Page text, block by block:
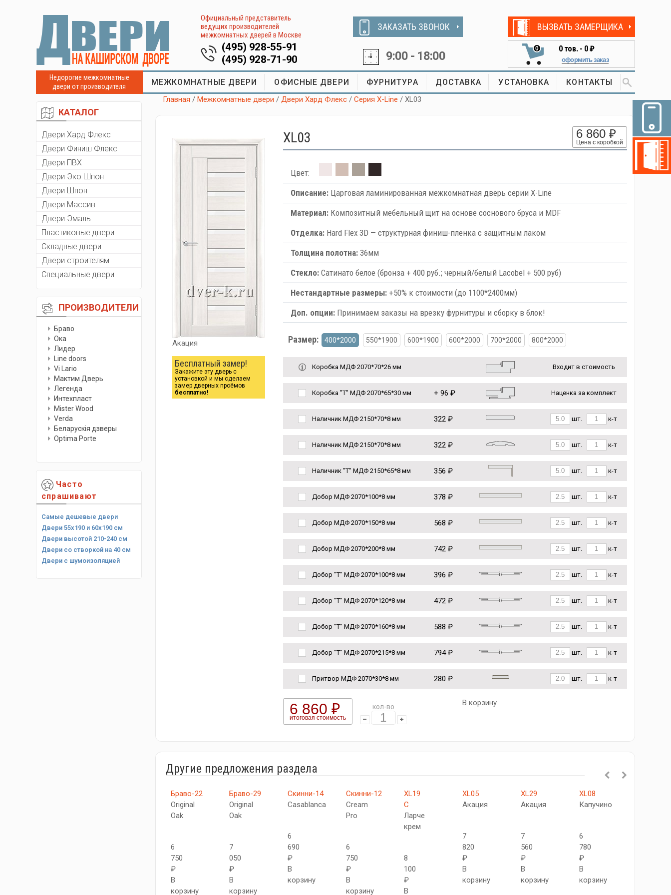
Официальный представитель
ведущих производителей
межкомнатных дверей в Москве
(495) 928-55-91
(495) 928-71-90
ЗАКАЗАТЬ ЗВОНОК
9:00 - 18:00
ВЫЗВАТЬ ЗАМЕРЩИКА
0 0тов. - 0 ₽
оформить заказ
Недорогие межкомнатные
двери от производителя
МЕЖКОМНАТНЫЕ ДВЕРИ ОФИСНЫЕ ДВЕРИ ФУРНИТУРА ДОСТАВКА УСТАНОВКА КОНТАКТЫ
КАТАЛОГ
Двери Хард Флекс
Двери Финиш Флекс
Двери ПВХ
Двери Эко Шпон
Двери Шпон
Двери Массив
Двери Эмаль
Пластиковые двери
Складные двери
Двери строителям
Специальные двери
ПРОИЗВОДИТЕЛИ
Браво
Ока
Лидер
Line doors
Vi Lario
Мактим Дверь
Легенда
Интехпласт
Мister Wood
Verda
Беларускiя дзверы
Optima Porte
Часто
спрашивают
Самые дешевые двери
Двери 55х190 и 60х190 см
Двери высотой 210-240 см
Двери со створкой на 40 см
Двери с шумоизоляцией
Главная /Межкомнатные двери /Двери Хард Флекс /Серия X-Line / XL03
Акация
Бесплатный замер!
Закажите эту дверь с
установкой и мы сделаем
замер дверных проёмов
бесплатно!
XL03 6 860 ₽
Цена с коробкой
Цвет:
Описание:Царговая ламинированная межкомнатная дверь серии X-Line
Материал:Композитный мебельный щит на основе соснового бруса и MDF
Отделка:Hard Flex 3D — структурная финиш-пленка с защитным лаком
Толщина полотна:36мм
Стекло:Сатинато белое (бронза + 400 руб.; черный/белый Lacobel + 500 руб)
Нестандартные размеры:+50% к стоимости (до 1100*2400мм)
Доп. опции:Принимаем заказы на врезку фурнитуры и сборку в блок!
Размер: 400*2000 550*1900 600*1900 600*2000 700*2000 800*2000
Коробка МДФ 2070*70*26 мм Входит в стоимость
Коробка "Т" МДФ 2070*65*30 мм + 96 ₽ Наценка за комплект
Наличник МДФ 2150*70*8 мм 322 ₽ шт. к-т
Наличник МДФ 2150*70*8 мм 322 ₽ шт. к-т
Наличник "Т" МДФ 2150*65*8 мм 356 ₽ шт. к-т
Добор МДФ 2070*100*8 мм 378 ₽ шт. к-т
Добор МДФ 2070*150*8 мм 568 ₽ шт. к-т
Добор МДФ 2070*200*8 мм 742 ₽ шт. к-т
Добор "Т" МДФ 2070*100*8 мм 396 ₽ шт. к-т
Добор "Т" МДФ 2070*120*8 мм 472 ₽ шт. к-т
Добор "Т" МДФ 2070*160*8 мм 588 ₽ шт. к-т
Добор "Т" МДФ 2070*215*8 мм 794 ₽ шт. к-т
Притвор МДФ 2070*30*8 мм 280 ₽ шт. к-т
6 860 ₽
итоговая стоимость
кол-во В корзину
Другие предложения раздела
Браво-22
Original
Oak
6
750
₽
В
корзину
Браво-29
Original
Oak
7
050
₽
В
корзину
Скинни-14
Casablanca
6
690
₽
В
корзину
Скинни-12
Cream
Pro
6
750
₽
В
корзину
XL19
C
Ларче
крем
8
100
₽
В
XL05
Акация
7
820
₽
В
корзину
XL29
Акация
7
560
₽
В
корзину
XL08
Капучино
6
780
₽
В
корзину